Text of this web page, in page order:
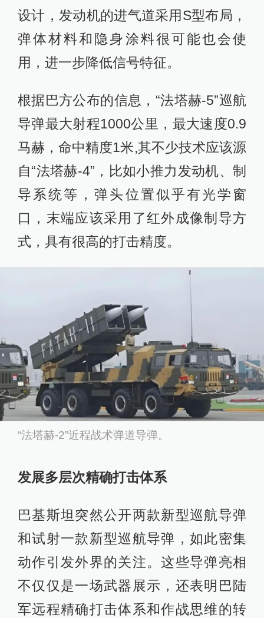
设计，发动机的进气道采用S型布局，
弹体材料和隐身涂料很可能也会使
用，进一步降低信号特征。
根据巴方公布的信息，“法塔赫-5”巡航
导弹最大射程1000公里，最大速度0.9
马赫，命中精度1米,其不少技术应该源
自“法塔赫-4”，比如小推力发动机、制
导系统等，弹头位置似乎有光学窗
口，末端应该采用了红外成像制导方
式，具有很高的打击精度。
“法塔赫-2”近程战术弹道导弹。
发展多层次精确打击体系
巴基斯坦突然公开两款新型巡航导弹
和试射一款新型巡航导弹，如此密集
动作引发外界的关注。这些导弹亮相
不仅仅是一场武器展示，还表明巴陆
军远程精确打击体系和作战思维的转